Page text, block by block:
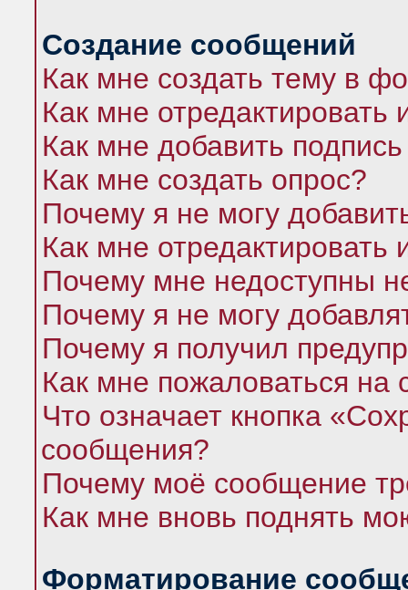
Создание сообщений
Как мне создать тему в
Как мне
Как мне добавить
Как мне создать опрос?
Почему я не могу
Как мне отредактировать
Почему мне недоступны
Почему я не могу
Почему я получил
Как мне пожаловаться
Что означает кнопка
сообщения?
Почему моё сообщение
Как мне вновь поднять
Форматирование